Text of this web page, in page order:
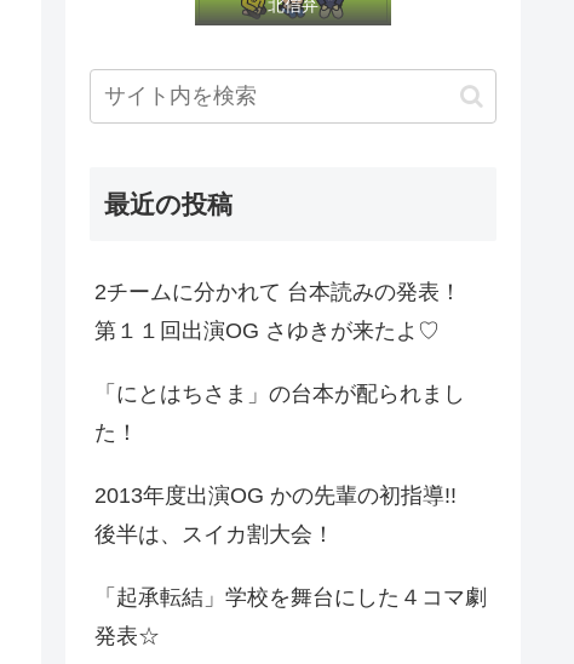
北信弁
最近の投稿
2チームに分かれて 台本読みの発表！
第１１回出演OG さゆきが来たよ♡
「にとはちさま」の台本が配られまし
た！
2013年度出演OG かの先輩の初指導!!
後半は、スイカ割大会！
「起承転結」学校を舞台にした４コマ劇
発表☆